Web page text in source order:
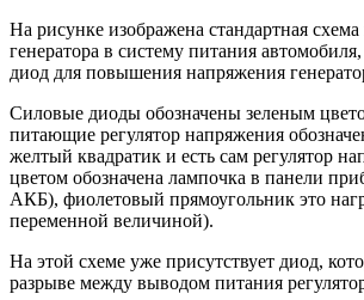
На рисунке изображена стандартная
генератора в систему питания автомобиля,
диод для повышения напряжения
Силовые диоды обозначены зеленым
питающие регулятор напряжения
желтый квадратик и есть сам регулятор
цветом обозначена лампочка в панели
АКБ), фиолетовый прямоугольник это
переменной величиной).
На этой схеме уже присутствует диод,
разрыве между выводом питания